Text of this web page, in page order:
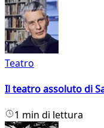
Teatro
Il teatro assoluto di
1 min di lettura